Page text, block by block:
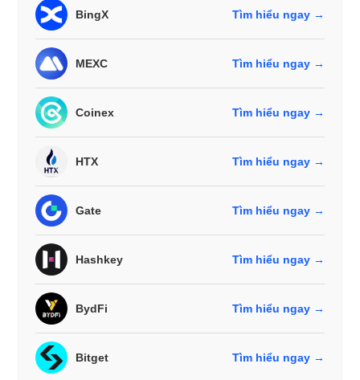
BingX Tìm hiểu ngay →
MEXC Tìm hiểu ngay →
Coinex Tìm hiểu ngay →
HTX Tìm hiểu ngay →
Gate Tìm hiểu ngay →
Hashkey Tìm hiểu ngay →
BydFi Tìm hiểu ngay →
Bitget Tìm hiểu ngay →